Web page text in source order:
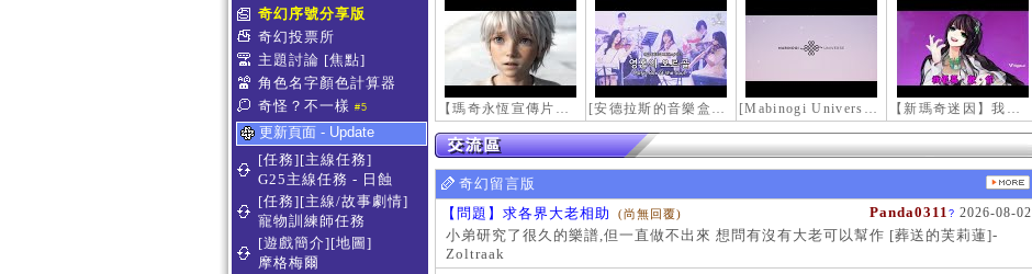
奇幻序號分享版
奇幻投票所
主題討論 [焦點]
角色名字顏色計算器
奇怪？不一樣 #5
更新頁面 - Update
[任務][主線任務]
G25主線任務 - 日蝕
[任務][主線/故事劇情]
寵物訓練師任務
[遊戲簡介][地圖]
摩格梅爾
【瑪奇永恆宣傳片】最初的感動 [安德拉斯的音樂盒｜靈魂的音樂盒] Mabinogi OST - Music Box of the Soul | Crossover COVER [Mabinogi Universe] 謝謝你來到這個世界... 【新瑪奇迷因】我更喜歡你
奇幻留言版
Panda0311 ? 2026-08-02
【問題】求各界大老相助 (尚無回覆)
小弟研究了很久的樂譜,但一直做不出來 想問有沒有大老可以幫作 [葬送的芙莉蓮]-
Zoltraak